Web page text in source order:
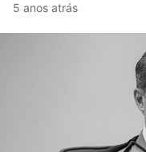
5 anos atrás